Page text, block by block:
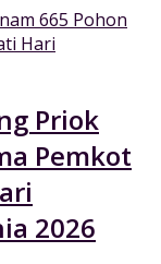
Priok
Pemkot
2026